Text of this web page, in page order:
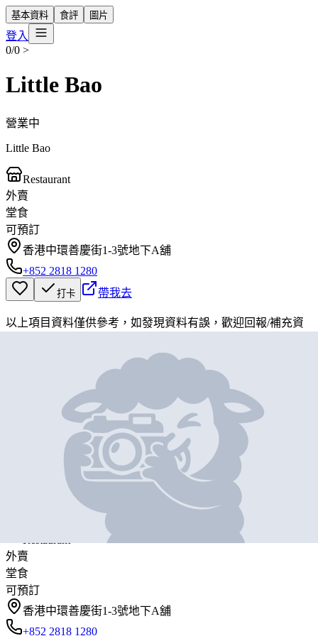
基本資料 食評 圖片
登入
0/0 >
Little Bao
營業中
Little Bao
Restaurant
外賣
堂食
可預訂
香港中環善慶街1-3號地下A舖
+852 2818 1280
打卡 帶我去
以上項目資料僅供參考，如發現資料有誤，歡迎回報/補充資
Little Bao
外賣
堂食
可預訂
香港中環善慶街1-3號地下A舖
+852 2818 1280